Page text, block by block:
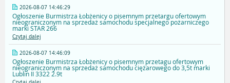
2026-08-07 14:46:29
Ogłoszenie Burmistrza Łobżenicy o pisemnym przetargu ofertowym
nieograniczonym na sprzedaż samochodu specjalnego pożarniczego
marki STAR 266
Czytaj dalej
2026-08-07 14:46:09
Ogłoszenie Burmistrza Łobżenicy o pisemnym przetagu ofertowym
nieograniczonym na sprzedaż samochodu ciężarowego do 3,5t marki
Lublin II 3322 2.9t